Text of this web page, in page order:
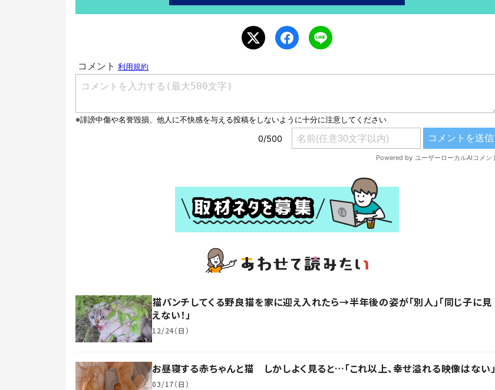
猫パンチしてくる野良猫を家に迎え入れたら→半年後の姿が「別人」「同じ子に見
えない！」
12/24（日）
お昼寝する赤ちゃんと猫 しかしよく見ると…「これ以上、幸せ溢れる映像はない」
03/17（日）